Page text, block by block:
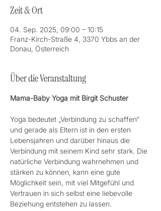
Zeit & Ort
04. Sep. 2025, 09:00 – 10:15
Franz-Kirch-Straße 4, 3370 Ybbs an der
Donau, Österreich
Über die Veranstaltung
Mama-Baby Yoga mit Birgit Schuster
Yoga bedeutet „Verbindung zu schaffen“
und gerade als Eltern ist in den ersten
Lebensjahren und darüber hinaus die
Verbindung mit seinem Kind sehr stark. Die
natürliche Verbindung wahrnehmen und
stärken zu können, kann eine gute
Möglichkeit sein, mit viel Mitgefühl und
Vertrauen in sich selbst eine liebevolle
Beziehung entstehen zu lassen.